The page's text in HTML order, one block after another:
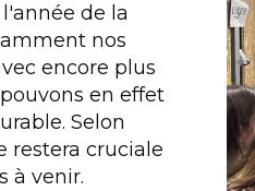
de la
nos
encore plus
en effet
Selon
restera cruciale
à venir.